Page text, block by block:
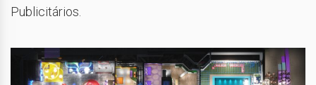
Publicitários.